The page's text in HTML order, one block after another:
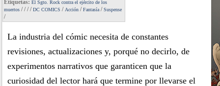
Etiquetas: El Sgto. Rock contra el ejército de los
muertos ////DC COMICS / Acción /Fantasía /Suspense
/
La industria del cómic necesita de constantes
revisiones, actualizaciones y, porqué no decirlo, de
experimentos narrativos que garanticen que la
curiosidad del lector hará que termine por llevarse el